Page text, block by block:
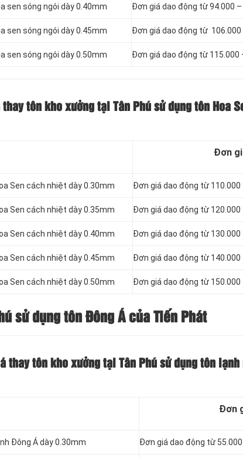
sen sóng ngói dày 0.40mm Đơn giá dao động từ 94.000
sen sóng ngói dày 0.45mm Đơn giá dao động từ
sen sóng ngói dày 0.50mm Đơn giá dao động từ 115.000
tôn kho xưởng tại Tân Phú sử dụng tôn Hoa
Đơn
Sen cách nhiệt dày 0.30mm Đơn giá dao động từ
Sen cách nhiệt dày 0.35mm Đơn giá dao động từ
Sen cách nhiệt dày 0.40mm Đơn giá dao động từ
Sen cách nhiệt dày 0.45mm Đơn giá dao động từ
Sen cách nhiệt dày 0.50mm Đơn giá dao động từ
sử dụng tôn Đông Á của Tiến Phát
thay tôn kho xưởng tại Tân Phú sử dụng tôn lạnh
Đơn
Đông Á dày 0.30mm Đơn giá dao động từ